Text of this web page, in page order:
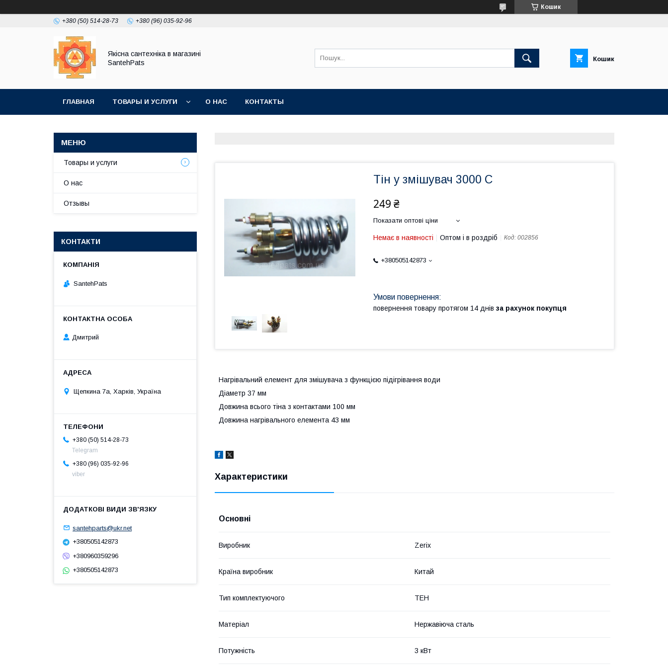
Кошик
+380 (50) 514-28-73 +380 (96) 035-92-96
Якісна сантехніка в магазині
SantehPats
Кошик
ГЛАВНАЯ ТОВАРЫ И УСЛУГИ О НАС КОНТАКТЫ
Тін у змішувач 3000 C
249 ₴
Показати оптові ціни
Немає в наявності Оптом і в роздріб Код: 002856
+380505142873
повернення товару протягом 14 днів за рахунок покупця
Нагрівальний елемент для змішувача з функцією підігрівання води
Діаметр 37 мм
Довжина всього тіна з контактами 100 мм
Довжина нагрівального елемента 43 мм
Характеристики
Основні
Виробник Zerix
Країна виробник Китай
Тип комплектуючого ТЕН
Матеріал Нержавіюча сталь
Потужність 3 кВт
Товары и услуги
О нас
Отзывы
КОНТАКТИ
SantehPats
Дмитрий
Щепкина 7а, Харків, Україна
+380 (50) 514-28-73
Telegram
+380 (96) 035-92-96
viber
santehparts@ukr.net
+380505142873
+380960359296
+380505142873